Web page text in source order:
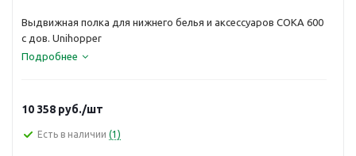
Выдвижная полка для нижнего белья и аксессуаров COKA 600
с дов. Unihopper
Подробнее
10 358 руб./шт
Есть в наличии (1)